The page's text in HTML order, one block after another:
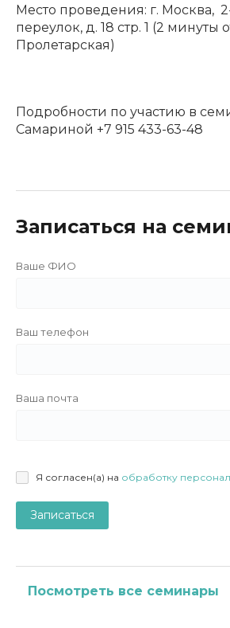
Место проведения: г. Москва,
переулок, д. 18 стр. 1 (2 минуты
Пролетарская)
Подробности по участию в
Самариной +7 915 433-63-48
Записаться на
Ваше ФИО
Ваш телефон
Ваша почта
Я согласен(а) на обработку
Записаться
Посмотреть все семинары